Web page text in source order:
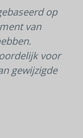
op
van
voor
gewijzigde